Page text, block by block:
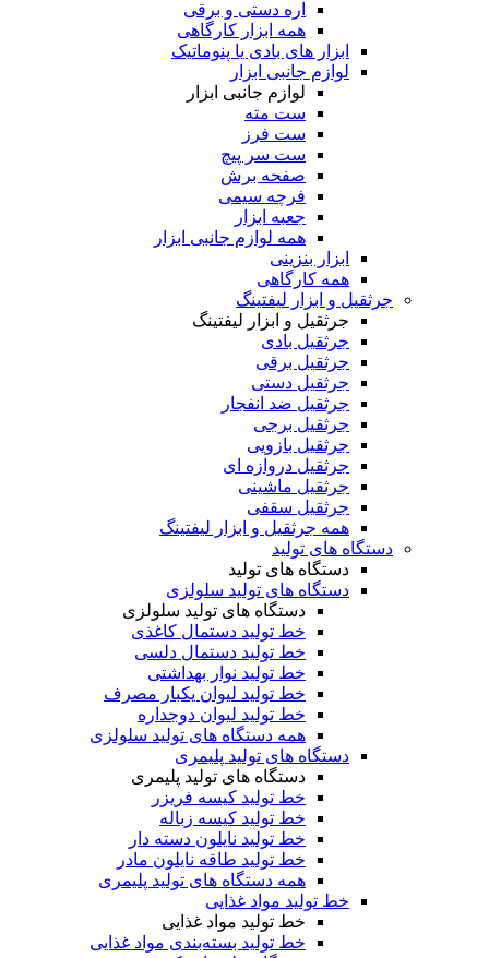
اره دستی و برقی
همه ابزار کارگاهی
ابزار های بادی یا پنوماتیک
لوازم جانبی ابزار
لوازم جانبی ابزار
ست مته
ست فرز
ست سر پیچ
صفحه برش
فرچه سیمی
جعبه ابزار
همه لوازم جانبی ابزار
ابزار بنزینی
همه کارگاهی
جرثقیل و ابزار لیفتینگ
جرثقیل و ابزار لیفتینگ
جرثقیل بادی
جرثقیل برقی
جرثقیل دستی
جرثقیل ضد انفجار
جرثقیل برجی
جرثقیل بازویی
جرثقیل دروازه ای
جرثقیل ماشینی
جرثقیل سقفی
همه جرثقیل و ابزار لیفتینگ
دستگاه های تولید
دستگاه های تولید
دستگاه های تولید سلولزی
دستگاه های تولید سلولزی
خط تولید دستمال کاغذی
خط تولید دستمال دلسی
خط تولید نوار بهداشتی
خط تولید لیوان یکبار مصرف
خط تولید لیوان دوجداره
همه دستگاه های تولید سلولزی
دستگاه های تولید پلیمری
دستگاه های تولید پلیمری
خط تولید کیسه فریزر
خط تولید کیسه زباله
خط تولید نایلون دسته دار
خط تولید طاقه نایلون مادر
همه دستگاه های تولید پلیمری
خط تولید مواد غذایی
خط تولید مواد غذایی
خط تولید بسته‌بندی مواد غذایی